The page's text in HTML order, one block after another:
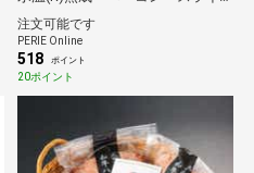
注文可能です
PERIE Online
518 ポイント
20ポイント